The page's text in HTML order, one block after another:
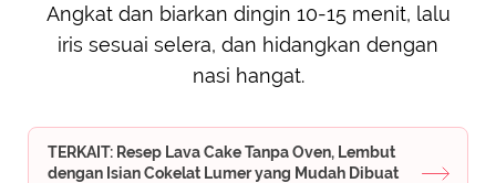
Angkat dan biarkan dingin 10-15 menit, lalu
iris sesuai selera, dan hidangkan dengan
nasi hangat.
TERKAIT: Resep Lava Cake Tanpa Oven, Lembut
dengan Isian Cokelat Lumer yang Mudah Dibuat